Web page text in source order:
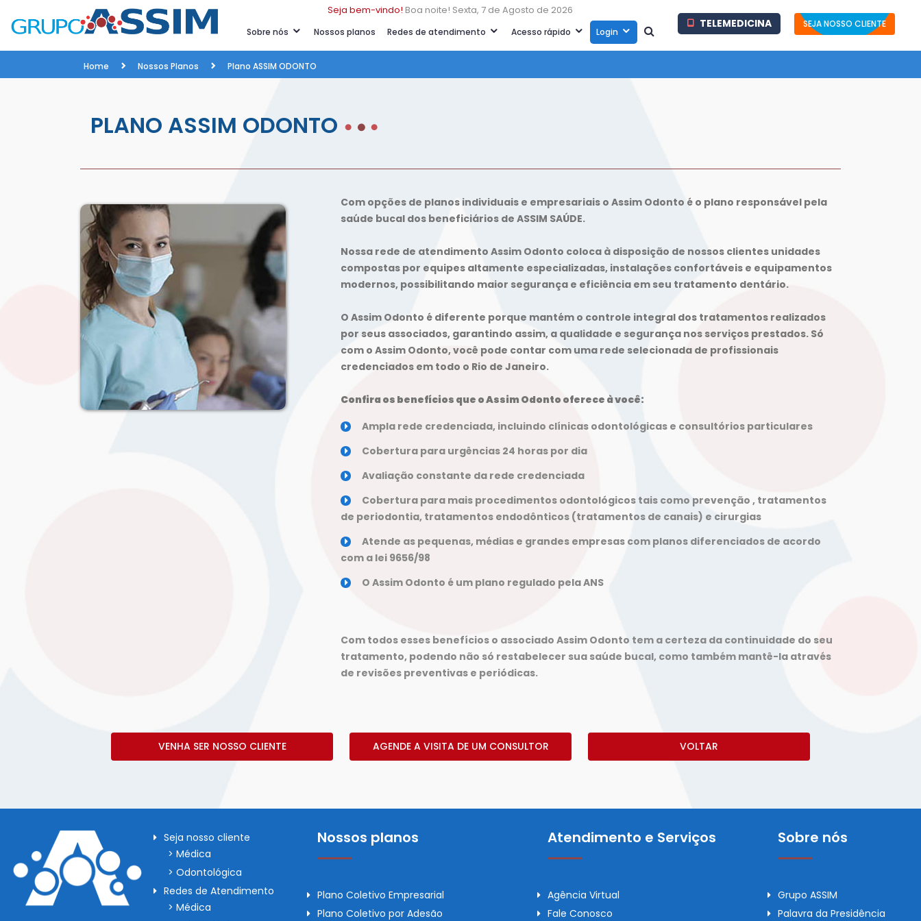
Seja bem-vindo! Boa noite! Sexta, 7 de Agosto de 2026
Sobre nós Nossos planos Redes de atendimento Acesso rápido Login
TELEMEDICINA SEJA NOSSO CLIENTE
Home Nossos Planos Plano ASSIM ODONTO
PLANO ASSIM ODONTO
Com opções de planos individuais e empresariais o Assim Odonto é o plano responsável pela
saúde bucal dos beneficiários de ASSIM SAÚDE.
Nossa rede de atendimento Assim Odonto coloca à disposição de nossos clientes unidades
compostas por equipes altamente especializadas, instalações confortáveis e equipamentos
modernos, possibilitando maior segurança e eficiência em seu tratamento dentário.
O Assim Odonto é diferente porque mantém o controle integral dos tratamentos realizados
por seus associados, garantindo assim, a qualidade e segurança nos serviços prestados. Só
com o Assim Odonto, você pode contar com uma rede selecionada de profissionais
credenciados em todo o Rio de Janeiro.
Confira os benefícios que o Assim Odonto oferece à você:
Ampla rede credenciada, incluindo clínicas odontológicas e consultórios particulares
Cobertura para urgências 24 horas por dia
Avaliação constante da rede credenciada
Cobertura para mais procedimentos odontológicos tais como prevenção , tratamentos
de periodontia, tratamentos endodônticos (tratamentos de canais) e cirurgias
Atende as pequenas, médias e grandes empresas com planos diferenciados de acordo
com a lei 9656/98
O Assim Odonto é um plano regulado pela ANS
Com todos esses benefícios o associado Assim Odonto tem a certeza da continuidade do seu
tratamento, podendo não só restabelecer sua saúde bucal, como também mantê-la através
de revisões preventivas e periódicas.
VENHA SER NOSSO CLIENTE AGENDE A VISITA DE UM CONSULTOR VOLTAR
Seja nosso cliente
> Médica
> Odontológica
Redes de Atendimento
> Médica
Nossos planos
Plano Coletivo Empresarial
Plano Coletivo por Adesão
Atendimento e Serviços
Agência Virtual
Fale Conosco
Sobre nós
Grupo ASSIM
Palavra da Presidência